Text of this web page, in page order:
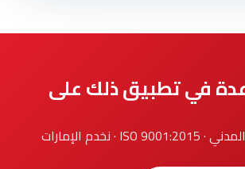
في تطبيق ذلك على
معتمد من الدفاع المدني · ISO 9001:2015 · نخدم الإمارات